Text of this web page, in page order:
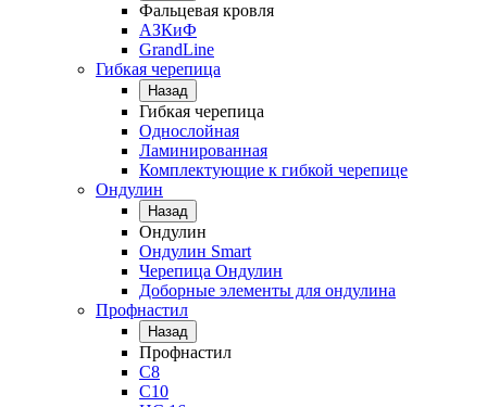
Фальцевая кровля
АЗКиФ
GrandLine
Гибкая черепица
Назад
Гибкая черепица
Однослойная
Ламинированная
Комплектующие к гибкой черепице
Ондулин
Назад
Ондулин
Ондулин Smart
Черепица Ондулин
Доборные элементы для ондулина
Профнастил
Назад
Профнастил
С8
С10